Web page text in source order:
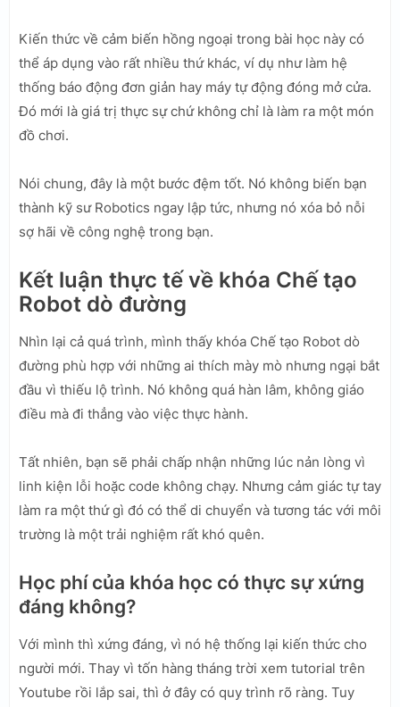
Kiến thức về cảm biến hồng ngoại trong bài học này có
thể áp dụng vào rất nhiều thứ khác, ví dụ như làm hệ
thống báo động đơn giản hay máy tự động đóng mở cửa.
Đó mới là giá trị thực sự chứ không chỉ là làm ra một món
đồ chơi.
Nói chung, đây là một bước đệm tốt. Nó không biến bạn
thành kỹ sư Robotics ngay lập tức, nhưng nó xóa bỏ nỗi
sợ hãi về công nghệ trong bạn.
Kết luận thực tế về khóa Chế tạo
Robot dò đường
Nhìn lại cả quá trình, mình thấy khóa Chế tạo Robot dò
đường phù hợp với những ai thích mày mò nhưng ngại bắt
đầu vì thiếu lộ trình. Nó không quá hàn lâm, không giáo
điều mà đi thẳng vào việc thực hành.
Tất nhiên, bạn sẽ phải chấp nhận những lúc nản lòng vì
linh kiện lỗi hoặc code không chạy. Nhưng cảm giác tự tay
làm ra một thứ gì đó có thể di chuyển và tương tác với môi
trường là một trải nghiệm rất khó quên.
Học phí của khóa học có thực sự xứng
đáng không?
Với mình thì xứng đáng, vì nó hệ thống lại kiến thức cho
người mới. Thay vì tốn hàng tháng trời xem tutorial trên
Youtube rồi lắp sai, thì ở đây có quy trình rõ ràng. Tuy